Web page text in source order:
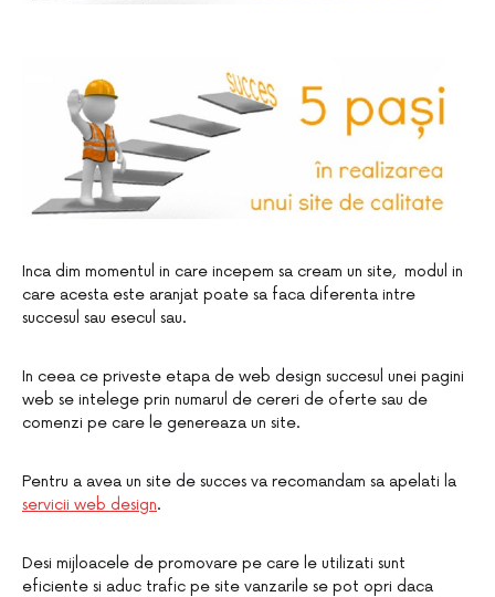
Inca dim momentul in care incepem sa cream un site, modul in
care acesta este aranjat poate sa faca diferenta intre
succesul sau esecul sau.
In ceea ce priveste etapa de web design succesul unei pagini
web se intelege prin numarul de cereri de oferte sau de
comenzi pe care le genereaza un site.
Pentru a avea un site de succes va recomandam sa apelati la
servicii web design.
Desi mijloacele de promovare pe care le utilizati sunt
eficiente si aduc trafic pe site vanzarile se pot opri daca